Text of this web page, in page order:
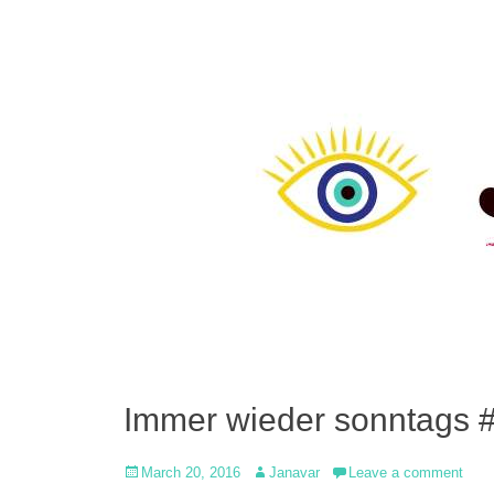
Immer wieder sonntags
Posted
March 20, 2016 Author
Janavar Leave a comment